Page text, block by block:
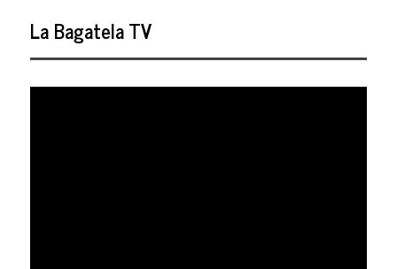
La Bagatela TV